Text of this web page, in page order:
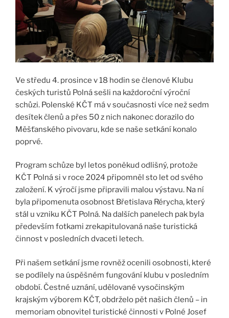
Ve středu 4. prosince v 18 hodin se členové Klubu
českých turistů Polná sešli na každoroční výroční
schůzi. Polenské KČT má v současnosti více než sedm
desítek členů a přes 50 z nich nakonec dorazilo do
Měšťanského pivovaru, kde se naše setkání konalo
poprvé.
Program schůze byl letos poněkud odlišný, protože
KČT Polná si v roce 2024 připomněl sto let od svého
založení. K výročí jsme připravili malou výstavu. Na ní
byla připomenuta osobnost Břetislava Rérycha, který
stál u vzniku KČT Polná. Na dalších panelech pak byla
především fotkami zrekapitulovaná naše turistická
činnost v posledních dvaceti letech.
Při našem setkání jsme rovněž ocenili osobnosti, které
se podílely na úspěšném fungování klubu v posledním
období. Čestné uznání, udělované vysočinským
krajským výborem KČT, obdrželo pět našich členů – in
memoriam obnovitel turistické činnosti v Polné Josef